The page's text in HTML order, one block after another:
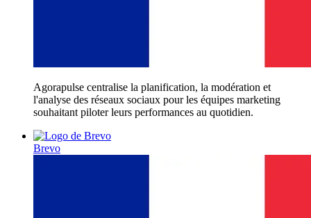
Agorapulse centralise la planification, la modération et
l'analyse des réseaux sociaux pour les équipes marketing
souhaitant piloter leurs performances au quotidien.
Brevo